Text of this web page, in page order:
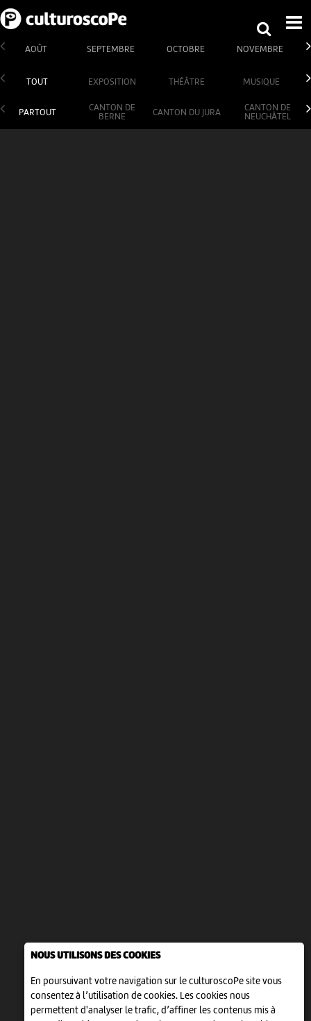
NOUS UTILISONS DES COOKIES
En poursuivant votre navigation sur le culturoscoPe site vous
consentez à l’utilisation de cookies. Les cookies nous
permettent d'analyser le trafic, d’affiner les contenus mis à
AOÛT SEPTEMBRE OCTOBRE NOVEMBRE
TOUT EXPOSITION THÉÂTRE MUSIQUE
PARTOUT
CANTON DE
BERNE
CANTON DU JURA
CANTON DE
NEUCHÂTEL